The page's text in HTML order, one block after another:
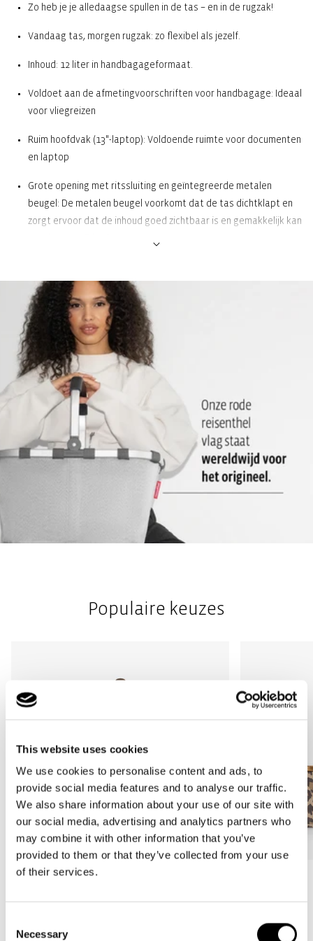
This website uses cookies
We use cookies to personalise content and ads, to
provide social media features and to analyse our traffic.
We also share information about your use of our site with
our social media, advertising and analytics partners who
may combine it with other information that you’ve
provided to them or that they’ve collected from your use
of their services.
Selection
Necessary
Zo heb je je alledaagse spullen in de tas – en in de rugzak!
Vandaag tas, morgen rugzak: zo flexibel als jezelf.
Inhoud: 12 liter in handbagageformaat.
Voldoet aan de afmetingvoorschriften voor handbagage: Ideaal
voor vliegreizen
Ruim hoofdvak (13"-laptop): Voldoende ruimte voor documenten
en laptop
Grote opening met ritssluiting en geïntegreerde metalen
beugel: De metalen beugel voorkomt dat de tas dichtklapt en
zorgt ervoor dat de inhoud goed zichtbaar is en gemakkelijk kan
Voor optimale orde en overzicht aan de binnenkant
2 insteekvakken en 1 vak met ritssluiting aan de buitenkant:
Ideaal voor fles of paraplu en om snel je portemonnee of
mobiele telefoon te kunnen pakken
Steeklus aan de achterkant voor bevestiging aan reistrolley-
grepen: Voor comfortabel vervoer op reis
2 draaggrepen: Voor gebruik als draagtas
Verstelbare schouderriemen: Biedt een tweede
draagmogelijkheid op de rug, met individuele aanpassing
Populaire keuzes
Bestseller
Normale
59,95€
Normale
37,95€